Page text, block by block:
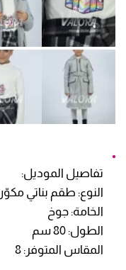
تفاصيل الموديل:
النوع: طقم بناتي مكوّن
الخامة: جوخ
الطول: 80 سم
المقاس المتوفر: 8